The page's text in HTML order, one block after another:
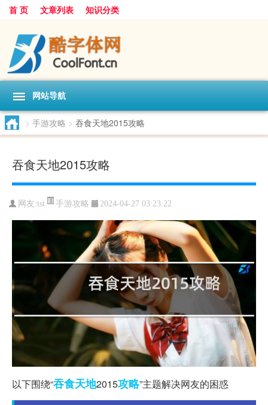
首 页 文章列表 知识分类
网站导航
> 手游攻略 > 吞食天地2015攻略
吞食天地2015攻略
网友:tst 手游攻略 2024-04-27 03:23:22
以下围绕“吞食天地2015攻略”主题解决网友的困惑